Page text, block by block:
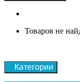
Товаров не
Категории